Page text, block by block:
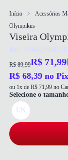
Início Acessórios
Olympikus
Viseira
Ref: 7894929934736
R$ 89,99R$ 71,99
R$ 68,39 no Pix
ou 1x de R$ 71,99 no
Selecione o
UN